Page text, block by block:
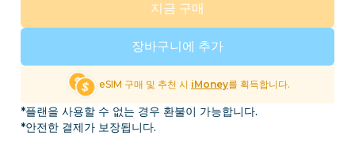
장바구니에 추가
지금 구매
eSIM 구매 및 추천 시 iMoney를 획득합니다.
*플랜을 사용할 수 없는 경우 환불이 가능합니다.
*안전한 결제가 보장됩니다.